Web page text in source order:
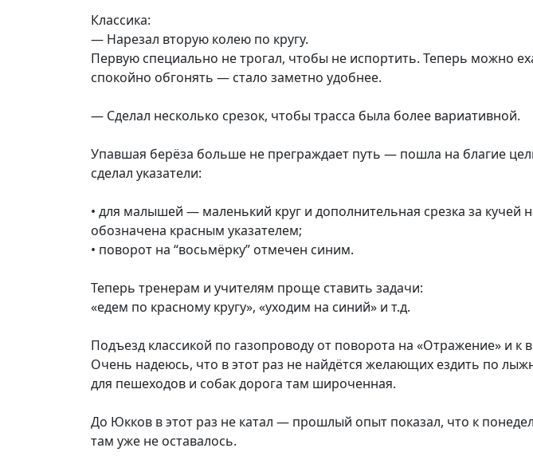
Классика:
— Нарезал вторую колею по кругу.
Первую специально не трогал, чтобы не испортить. Теперь можно
спокойно обгонять — стало заметно удобнее.
— Сделал несколько срезок, чтобы трасса была более вариативной.
Упавшая берёза больше не преграждает путь — пошла на благие
сделал указатели:
• для малышей — маленький круг и дополнительная срезка за кучей
обозначена красным указателем;
• поворот на “восьмёрку” отмечен синим.
Теперь тренерам и учителям проще ставить задачи:
«едем по красному кругу», «уходим на синий» и т.д.
Подъезд классикой по газопроводу от поворота на «Отражение» и к
Очень надеюсь, что в этот раз не найдётся желающих ездить по
для пешеходов и собак дорога там широченная.
До Юкков в этот раз не катал — прошлый опыт показал, что к
там уже не оставалось.